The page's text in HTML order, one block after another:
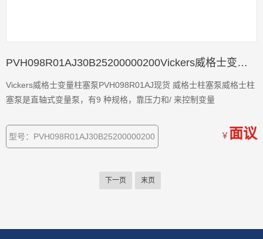
PVH098R01AJ30B25200000200Vickers威格士变量柱塞泵PVH098R01AJ现货
Vickers威格士变量柱塞泵PVH098R01AJ现货 威格士柱塞泵威格士柱
塞泵是直轴式变量泵，有9 种规格，靠压力和/ 来控制变量
型号：PVH098R01AJ30B25200000200 ￥ 面议
下一页 末页